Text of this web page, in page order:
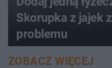
Skorupka z jajek
problemu
ZOBACZ WIĘCEJ